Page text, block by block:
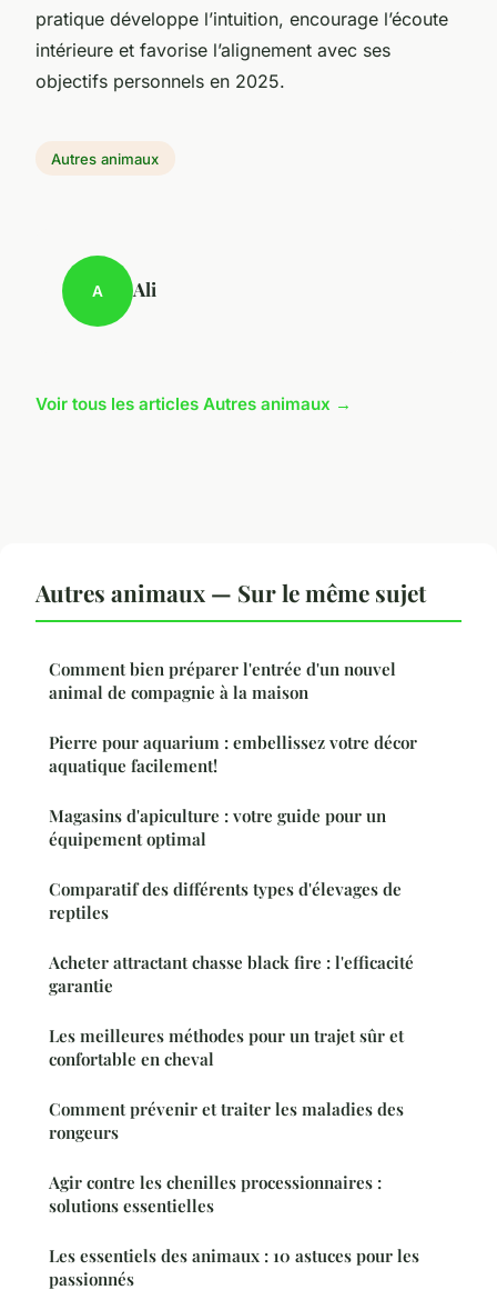
pratique développe l’intuition, encourage l’écoute
intérieure et favorise l’alignement avec ses
objectifs personnels en 2025.
Autres animaux
A Ali
Voir tous les articles Autres animaux →
Autres animaux — Sur le même sujet
Comment bien préparer l'entrée d'un nouvel
animal de compagnie à la maison
Pierre pour aquarium : embellissez votre décor
aquatique facilement!
Magasins d'apiculture : votre guide pour un
équipement optimal
Comparatif des différents types d'élevages de
reptiles
Acheter attractant chasse black fire : l'efficacité
garantie
Les meilleures méthodes pour un trajet sûr et
confortable en cheval
Comment prévenir et traiter les maladies des
rongeurs
Agir contre les chenilles processionnaires :
solutions essentielles
Les essentiels des animaux : 10 astuces pour les
passionnés